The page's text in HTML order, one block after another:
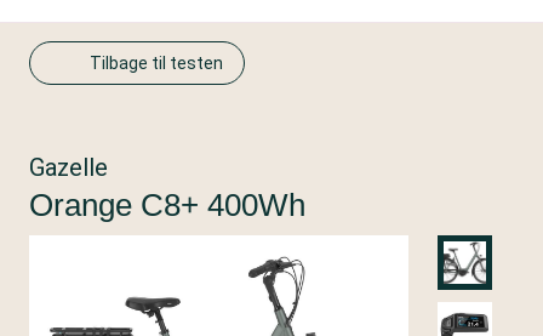
Tilbage til testen
Gazelle
Orange C8+ 400Wh